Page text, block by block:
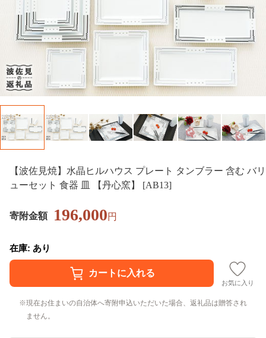
【波佐見焼】水晶ヒルハウス プレート タンブラー 含む バリ
ューセット 食器 皿 【丹心窯】 [AB13]
寄附金額 196,000円
在庫: あり
お気に入り
現在お住まいの自治体へ寄附申込いただいた場合、返礼品は贈答され
ません。